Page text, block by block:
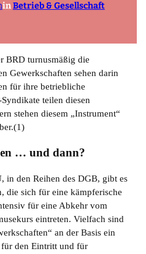
inBetrieb & Gesellschaft
BRD turnusmäßig die
Gewerkschaften sehen darin
für ihre betriebliche
teilen diesen
stehen diesem „Instrument“
… und dann?
in den Reihen des DGB, gibt es
die sich für eine kämpferische
für eine Abkehr vom
eintreten. Vielfach sind
an der Basis ein
für den Eintritt und für